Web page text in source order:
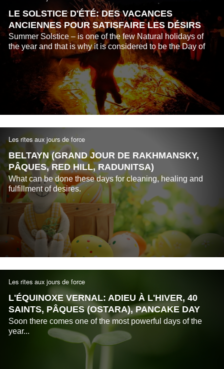
LE SOLSTICE D'ÉTÉ: DES VACANCES
ANCIENNES POUR SATISFAIRE LES DÉSIRS
Summer Solstice – is one of the few Natural holidays of
the year and that is why it is considered to be the Day of
Power...
Les rites aux jours de force
BELTAYN (GRAND JOUR DE RAKHMANSKY,
PÂQUES, RED HILL, RADUNITSA)
What can be done these days for cleaning, healing and
fulfillment of desires.
Les rites aux jours de force
L'ÉQUINOXE VERNAL: ADIEU À L'HIVER, 40
SAINTS, PÂQUES (OSTARA), PANCAKE DAY
Soon there comes one of the most powerful days of the
year...